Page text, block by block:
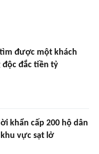
được một khách
độc đắc tiền tỷ
khẩn cấp 200 hộ dân
vực sạt lở